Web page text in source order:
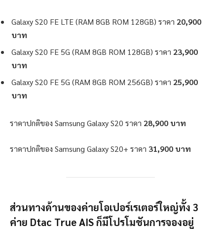
Galaxy S20 FE LTE (RAM 8GB ROM 128GB) ราคา 20,900
บาท
Galaxy S20 FE 5G (RAM 8GB ROM 128GB) ราคา 23,900
บาท
Galaxy S20 FE 5G (RAM 8GB ROM 256GB) ราคา 25,900
บาท
ราคาปกติของ Samsung Galaxy S20 ราคา 28,900 บาท
ราคาปกติของ Samsung Galaxy S20+ ราคา 31,900 บาท
ส่วนทางด้านของค่ายโอเปอร์เรเตอร์ใหญ่ทั้ง 3
ค่าย Dtac True AIS ก็มีโปรโมชันการจองอยู่